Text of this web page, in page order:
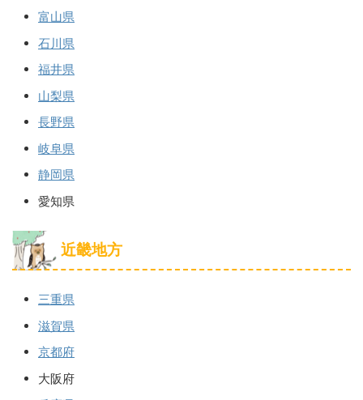
富山県
石川県
福井県
山梨県
長野県
岐阜県
静岡県
愛知県
近畿地方
三重県
滋賀県
京都府
大阪府